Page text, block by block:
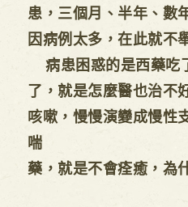
患，三個月、半年、數
因病例太多，在此就不
病患困惑的是西藥吃
了，就是怎麼醫也治不
咳嗽，慢慢演變成慢性
喘
藥，就是不會痊癒，為